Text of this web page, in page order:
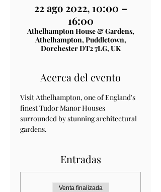
22 ago 2022, 10:00 –
16:00
Athelhampton House & Gardens,
Athelhampton, Puddletown,
Dorchester DT2 7LG, UK
Acerca del evento
Visit Athelhampton, one of England's
finest Tudor Manor Houses
surrounded by stunning architectural
gardens.
Entradas
Venta finalizada